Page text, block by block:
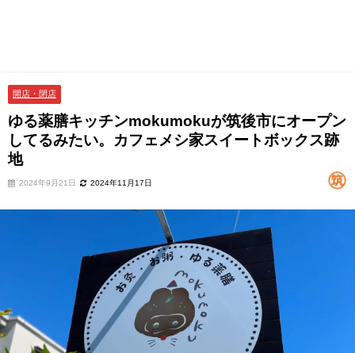
開店・閉店
ゆる薬膳キッチンmokumokuが筑後市にオープン
してるみたい。カフェメシ家スイートボックス跡
地
2024年9月21日 2024年11月17日